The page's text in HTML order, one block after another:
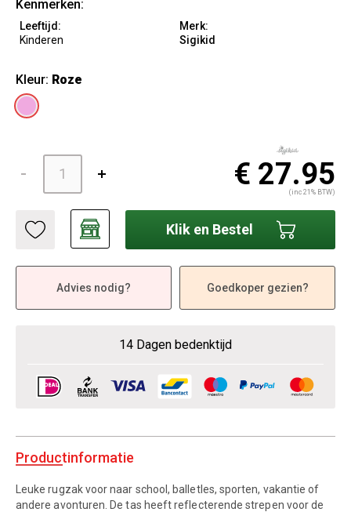
Kenmerken:
Leeftijd:
Kinderen
Merk:
Sigikid
Kleur: Roze
€ 27.95
(inc 21% BTW)
Klik en Bestel
Advies nodig? Goedkoper gezien?
14 Dagen bedenktijd
Productinformatie
Leuke rugzak voor naar school, balletles, sporten, vakantie of
andere avonturen. De tas heeft reflecterende strepen voor de